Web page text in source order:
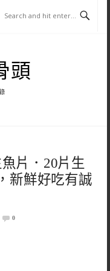
頭
片．20片生
新鮮好吃有誠
0